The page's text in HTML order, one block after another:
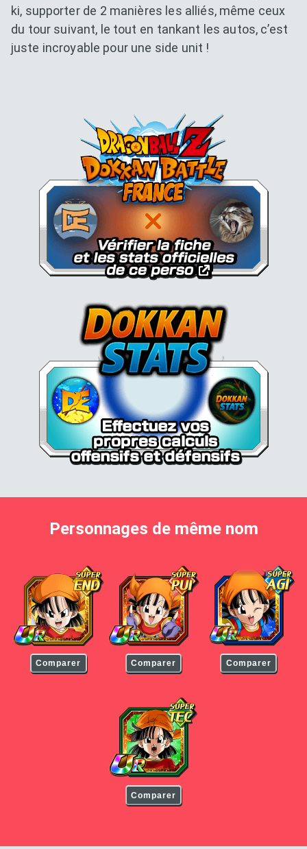
ki, supporter de 2 manières les alliés, même ceux
du tour suivant, le tout en tankant les autos, c’est
juste incroyable pour une side unit !
Dokkan Essentials x Dragon
Personnages de même nom
Comparer Comparer Comparer
Comparer